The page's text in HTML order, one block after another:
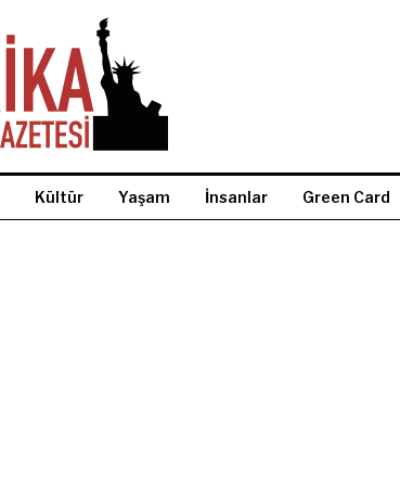
Kültür Yaşam İnsanlar Green Card